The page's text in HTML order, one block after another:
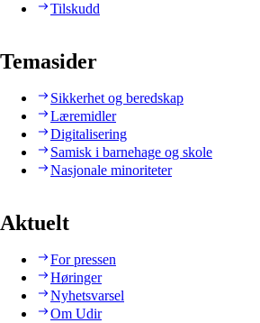
Tilskudd
Temasider
Sikkerhet og beredskap
Læremidler
Digitalisering
Samisk i barnehage og skole
Nasjonale minoriteter
Aktuelt
For pressen
Høringer
Nyhetsvarsel
Om Udir